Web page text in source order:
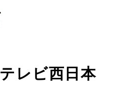
テレビ西日本